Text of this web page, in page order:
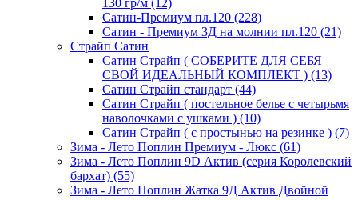
130 гр/м (12)
Сатин-Премиум пл.120 (228)
Сатин - Премиум 3Д на молнии пл.120 (21)
Страйп Сатин
Сатин Страйп ( СОБЕРИТЕ ДЛЯ СЕБЯ
СВОЙ ИДЕАЛЬНЫЙ КОМПЛЕКТ ) (13)
Сатин Страйп стандарт (44)
Сатин Страйп ( постельное белье с четырьмя
наволочками с ушками ) (10)
Сатин Страйп ( с простынью на резинке ) (7)
Зима - Лето Поплин Премиум - Люкс (61)
Зима - Лето Поплин 9D Актив (серия Королевский
бархат) (55)
Зима - Лето Поплин Жатка 9Д Актив Двойной